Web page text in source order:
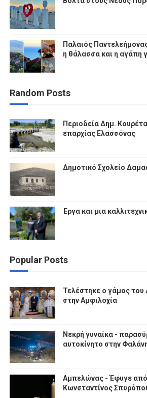
Παλαιός
η θάλασσα και η αγάπη
Random Posts
Περιοδεία Δημ.
επαρχίας Ελασσόνας
Δημοτικό Σχολείο
Έργα και μια
Popular Posts
Τελέστηκε ο γάμος του
στην Αμφιλοχία
Νεκρή γυναίκα -
αυτοκίνητο στην
Αμπελώνας - Έφυγε
Κωνσταντίνος